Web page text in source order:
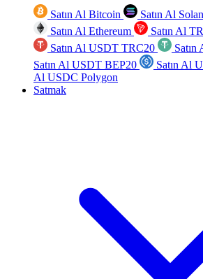
Satın Al Bitcoin Satın Al
Satın Al Ethereum
Satın Al
Satın Al USDT TRC20
Satın Al USDT BEP20
Satın Al
Al USDC Polygon
Satmak